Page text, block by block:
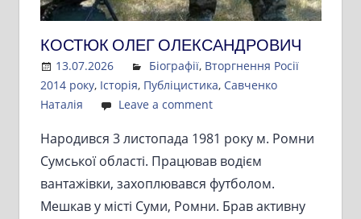
КОСТЮК ОЛЕГ ОЛЕКСАНДРОВИЧ
13.07.2026 Admin
Біографії, Вторгнення Росії
2014 року, Історія, Публіцистика, Савченко
Наталія
Leave a comment
Народився 3 листопада 1981 року м. Ромни
Сумської області. Працював водієм
вантажівки, захоплювався футболом.
Мешкав у місті Суми, Ромни. Брав активну